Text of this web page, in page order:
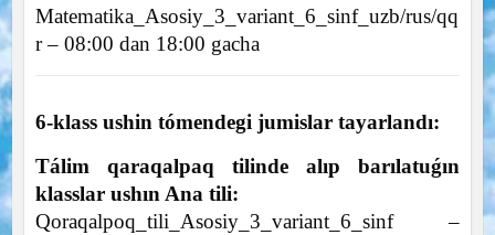
Matematika_Asosiy_3_variant_6_sinf_uzb/rus/qq
r – 08:00 dan 18:00 gacha
6-klass ushin tómendegi jumislar tayarlandı:
Tálim qaraqalpaq tilinde alıp barılatuǵın
klasslar ushın Ana tili:
Qoraqalpoq_tili_Asosiy_3_variant_6_sinf –